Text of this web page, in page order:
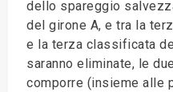
dello spareggio
del girone A, e tra la
e la terza classificata
saranno eliminate, le
comporre (insieme alle